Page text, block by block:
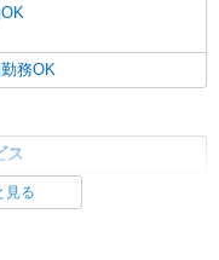
務OK
ス
見る